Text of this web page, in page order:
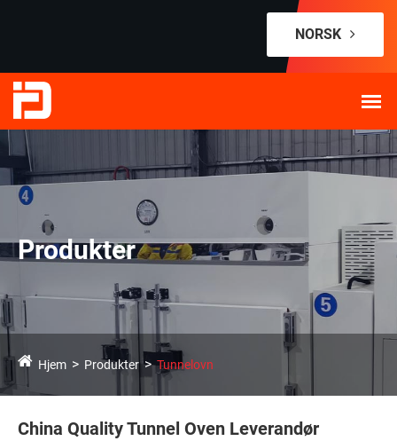
NORSK‎
Produkter
Hjem Produkter Tunnelovn
China Quality Tunnel Oven Leverandør